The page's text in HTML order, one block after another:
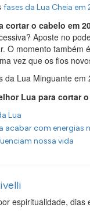
fases da Lua Cheia em
cortar o cabelo em
Aposte no
O momento
vez que os fios
da Lua Minguante em
Lua para cortar
Lua
acabar com energias
nossa vida
espiritualidade,